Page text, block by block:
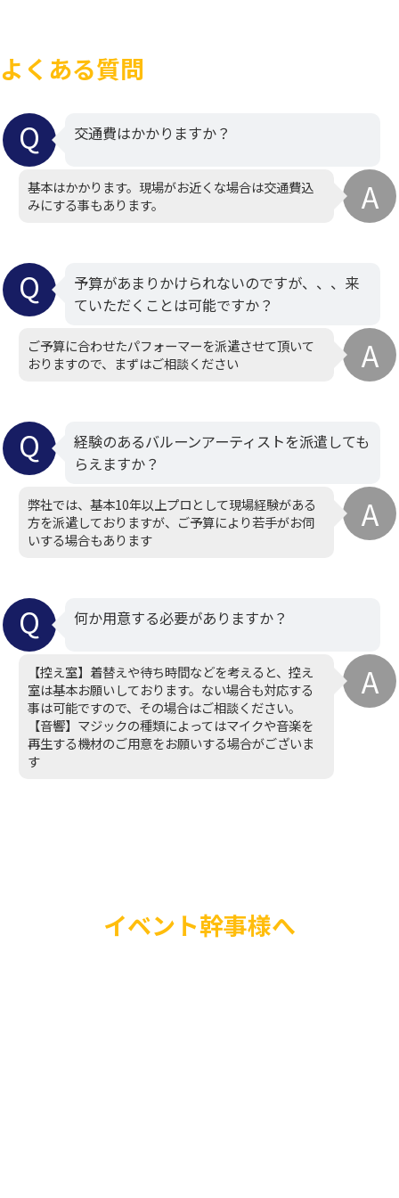
よくある質問
交通費はかかりますか？
基本はかかります。現場がお近くな場合は交通費込
みにする事もあります。
予算があまりかけられないのですが、、、来
ていただくことは可能ですか？
ご予算に合わせたパフォーマーを派遣させて頂いて
おりますので、まずはご相談ください
経験のあるバルーンアーティストを派遣しても
らえますか？
弊社では、基本10年以上プロとして現場経験がある
方を派遣しておりますが、ご予算により若手がお伺
いする場合もあります
何か用意する必要がありますか？
【控え室】着替えや待ち時間などを考えると、控え
室は基本お願いしております。ない場合も対応する
事は可能ですので、その場合はご相談ください。
【音響】マジックの種類によってはマイクや音楽を
再生する機材のご用意をお願いする場合がございま
す
イベント幹事様へ